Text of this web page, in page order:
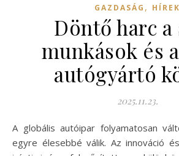
GAZDASÁG , HÍREK
Döntő harc a
munkások és
autógyártó
2025.11.23.
A globális autóipar folyamatosan változik, és a verseny
egyre élesebbé válik. Az innováció